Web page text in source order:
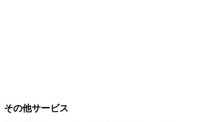
その他サービス